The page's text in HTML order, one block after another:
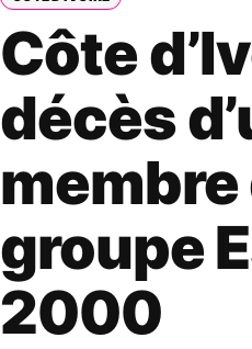
Côte
décès
membre
groupe
2000